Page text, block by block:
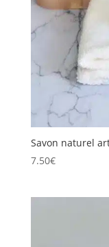
Savon naturel
7.50€